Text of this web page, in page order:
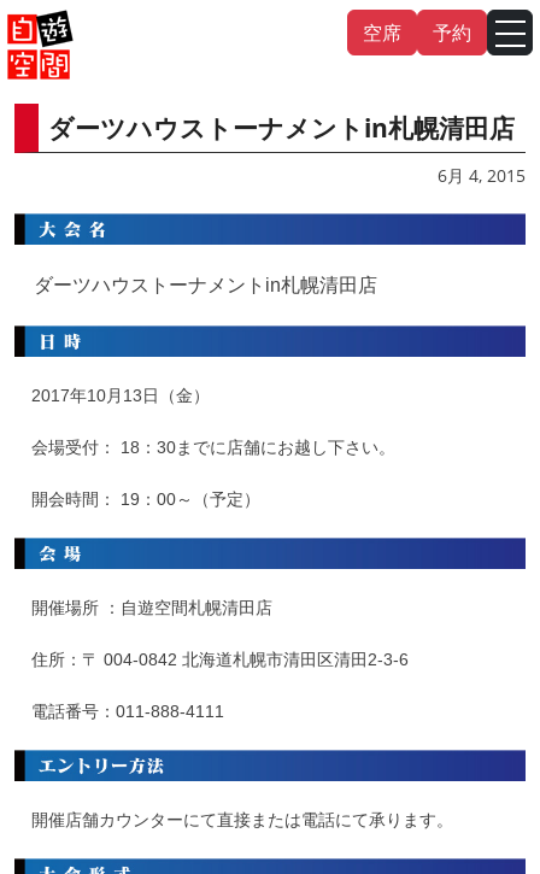
Skip
to
content
空席 予約
ダーツハウストーナメントin札幌清田店
6月 4, 2015
ダーツハウストーナメントin札幌清田店
2017年10月13日（金）
会場受付： 18：30までに店舗にお越し下さい。
開会時間： 19：00～（予定）
開催場所 ：自遊空間札幌清田店
住所：〒 004-0842 北海道札幌市清田区清田2-3-6
電話番号： 011-888-4111
開催店舗カウンターにて直接または電話にて承ります。
English 中文（繁體） 中文（简体）
한국어
日本語